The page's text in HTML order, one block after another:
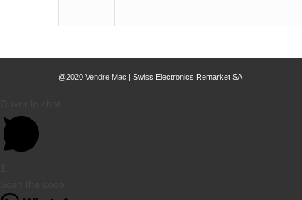
@2020 Vendre Mac | Swiss Electronics Remarket SA